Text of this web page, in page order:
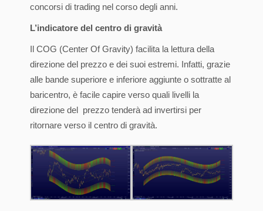
concorsi di trading nel corso degli anni.
L’indicatore del centro di gravità
Il COG (Center Of Gravity) facilita la lettura della
direzione del prezzo e dei suoi estremi. Infatti, grazie
alle bande superiore e inferiore aggiunte o sottratte al
baricentro, è facile capire verso quali livelli la
direzione del prezzo tenderà ad invertirsi per
ritornare verso il centro di gravità.